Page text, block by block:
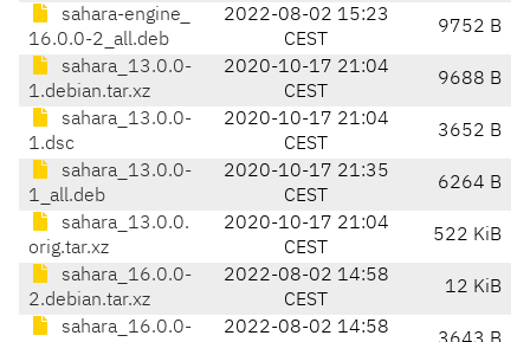
sahara-engine_
16.0.0-2_all.deb
2022-08-02 15:23
CEST
9752 B
sahara_13.0.0-
1.debian.tar.xz
2020-10-17 21:04
CEST
9688 B
sahara_13.0.0-
1.dsc
2020-10-17 21:04
CEST
3652 B
sahara_13.0.0-
1_all.deb
2020-10-17 21:35
CEST
6264 B
sahara_13.0.0.
orig.tar.xz
2020-10-17 21:04
CEST
522 KiB
sahara_16.0.0-
2.debian.tar.xz
2022-08-02 14:58
CEST
12 KiB
sahara_16.0.0-
2022-08-02 14:58